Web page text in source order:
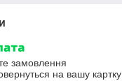
замовлення
на вашу картку